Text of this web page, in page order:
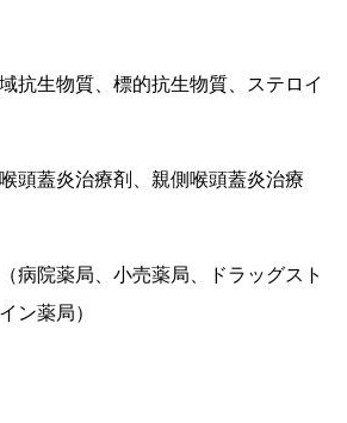
抗生物質、標的抗生物質、ステロイ
頭蓋炎治療剤、親側喉頭蓋炎治療
病院薬局、小売薬局、ドラッグスト
ン薬局）